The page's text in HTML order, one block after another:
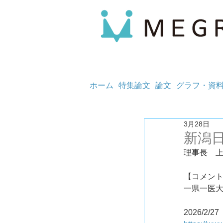
ホーム 特集論文 論文 グラフ・資
新潟
3月28日
理事長　
【コメン
一県一医
2026/2/27